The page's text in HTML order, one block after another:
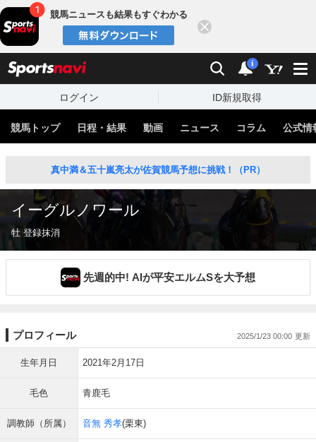
競馬ニュースも結果もすぐわかる
検索 通知
i
ログイン ID新規取得
競馬トップ 日程・結果 動画 ニュース コラム 公式情
真中満＆五十嵐亮太が佐賀競馬予想に挑戦！（PR）
イーグルノワール
牡 登録抹消
先週的中! AIが平安エルムSを大予想
プロフィール 2025/1/23 00:00
生年月日 2021年2月17日
毛色 青鹿毛
調教師（所属） 音無 秀孝(栗東)